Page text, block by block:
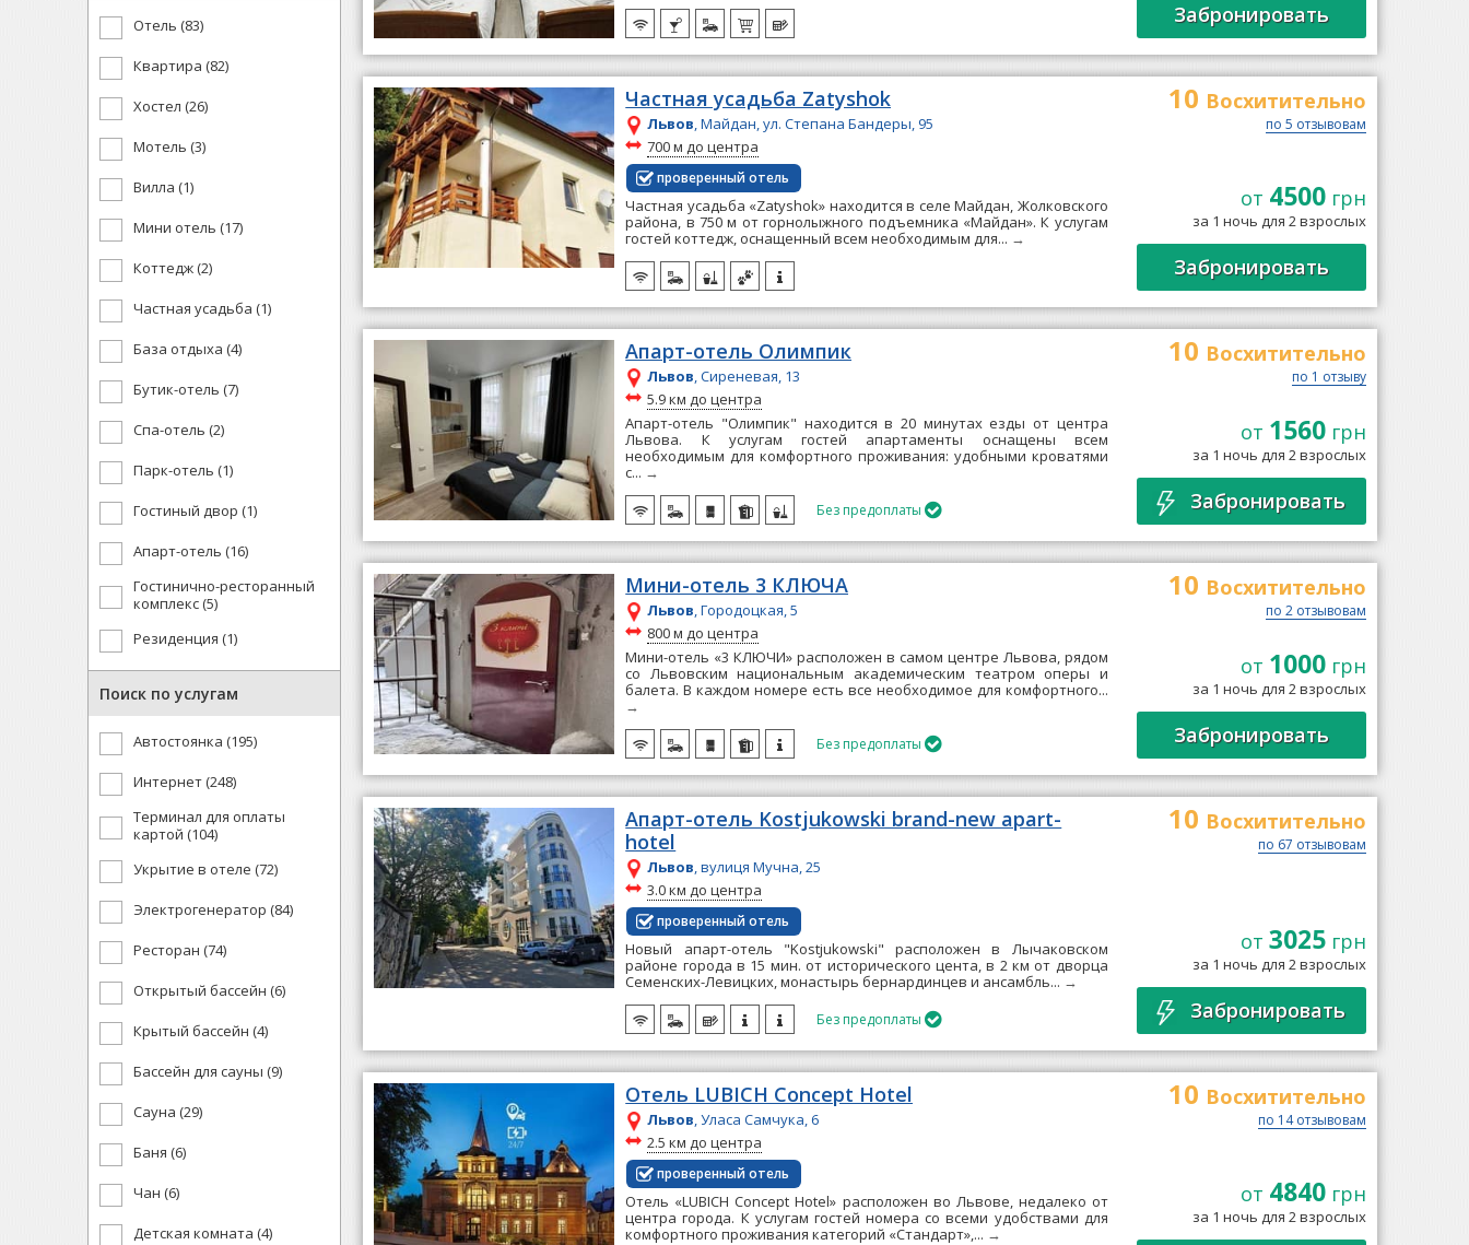
Отель (83)
Квартира (82)
Хостел (26)
Мотель (3)
Вилла (1)
Мини отель (17)
Коттедж (2)
Частная усадьба (1)
База отдыха (4)
Бутик-отель (7)
Спа-отель (2)
Парк-отель (1)
Гостиный двор (1)
Апарт-отель (16)
Гостинично-ресторанный
комплекс (5)
Резиденция (1)
Поиск по услугам
Автостоянка (195)
Интернет (248)
Терминал для оплаты
картой (104)
Укрытие в отеле (72)
Электрогенератор (84)
Ресторан (74)
Открытый бассейн (6)
Крытый бассейн (4)
Бассейн для сауны (9)
Сауна (29)
Баня (6)
Чан (6)
Детская комната (4)
Забронировать
Частная усадьба Zatyshok
Львов, Майдан, ул. Степана Бандеры, 95
~
700 м до центра
проверенный отель
Частная усадьба «Zatyshok» находится в селе Майдан, Жолковского
района, в 750 м от горнолыжного подъемника «Майдан». К услугам
гостей коттедж, оснащенный всем необходимым для... →
10 Восхитительно
по 5 отзывовам
от 4500грн
за 1 ночь для 2 взрослых
Забронировать
Апарт-отель Олимпик
Львов, Сиреневая, 13
~
5.9 км до центра
Апарт-отель "Олимпик" находится в 20 минутах езды от центра
Львова. К услугам гостей апартаменты оснащены всем
необходимым для комфортного проживания: удобными кроватями
с... →
Без предоплаты
10 Восхитительно
по 1 отзыву
от 1560грн
за 1 ночь для 2 взрослых
Забронировать
Мини-отель 3 КЛЮЧА
Львов, Городоцкая, 5
~
800 м до центра
Мини-отель «3 КЛЮЧИ» расположен в самом центре Львова, рядом
со Львовским национальным академическим театром оперы и
балета. В каждом номере есть все необходимое для комфортного...
→
Без предоплаты
10 Восхитительно
по 2 отзывовам
от 1000грн
за 1 ночь для 2 взрослых
Забронировать
Апарт-отель Kostjukowski brand-new apart-
hotel
Львов, вулиця Мучна, 25
~
3.0 км до центра
проверенный отель
Новый апарт-отель "Kostjukowski" расположен в Лычаковском
районе города в 15 мин. от исторического цента, в 2 км от дворца
Семенских-Левицких, монастырь бернардинцев и ансамбль... →
Без предоплаты
10 Восхитительно
по 67 отзывовам
от 3025грн
за 1 ночь для 2 взрослых
Забронировать
Отель LUBICH Concept Hotel
Львов, Уласа Самчука, 6
~
2.5 км до центра
проверенный отель
Отель «LUBICH Concept Hotel» расположен во Львове, недалеко от
центра города. К услугам гостей номера со всеми удобствами для
комфортного проживания категорий «Стандарт»,... →
10 Восхитительно
по 14 отзывовам
от 4840грн
за 1 ночь для 2 взрослых